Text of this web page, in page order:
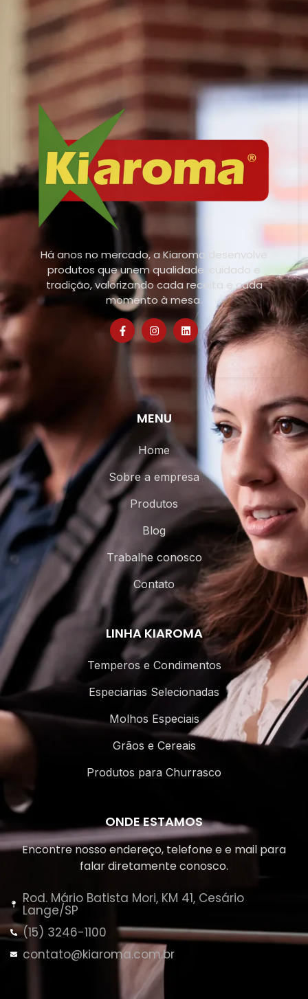
Há anos no mercado, a Kiaroma desenvolve
produtos que unem qualidade, cuidado e
tradição, valorizando cada receita e cada
momento à mesa.
MENU
Home
Sobre a empresa
Produtos
Blog
Trabalhe conosco
Contato
LINHA KIAROMA
Temperos e Condimentos
Especiarias Selecionadas
Molhos Especiais
Grãos e Cereais
Produtos para Churrasco
ONDE ESTAMOS
Encontre nosso endereço, telefone e e mail para
falar diretamente conosco.
Rod. Mário Batista Mori, KM 41, Cesário
Lange/SP
(15) 3246-1100
contato@kiaroma.com.br